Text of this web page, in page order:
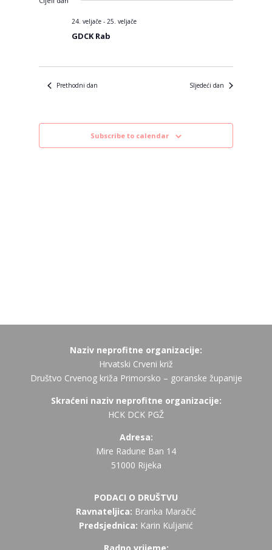
datum.
24. veljače -25. veljače
GDCK Rab
Prethodni dan Sljedeći dan
Subscribe to calendar
Naziv neprofitne organizacije:
Hrvatski Crveni križ
Društvo Crvenog križa Primorsko – goranske županije
Skraćeni naziv neprofitne organizacije:
HCK DCK PGŽ
Adresa:
Mire Radune Ban 14
51000 Rijeka
PODACI O DRUŠTVU
Ravnateljica: Branka Maračić
Predsjednica: Karin Kuljanić